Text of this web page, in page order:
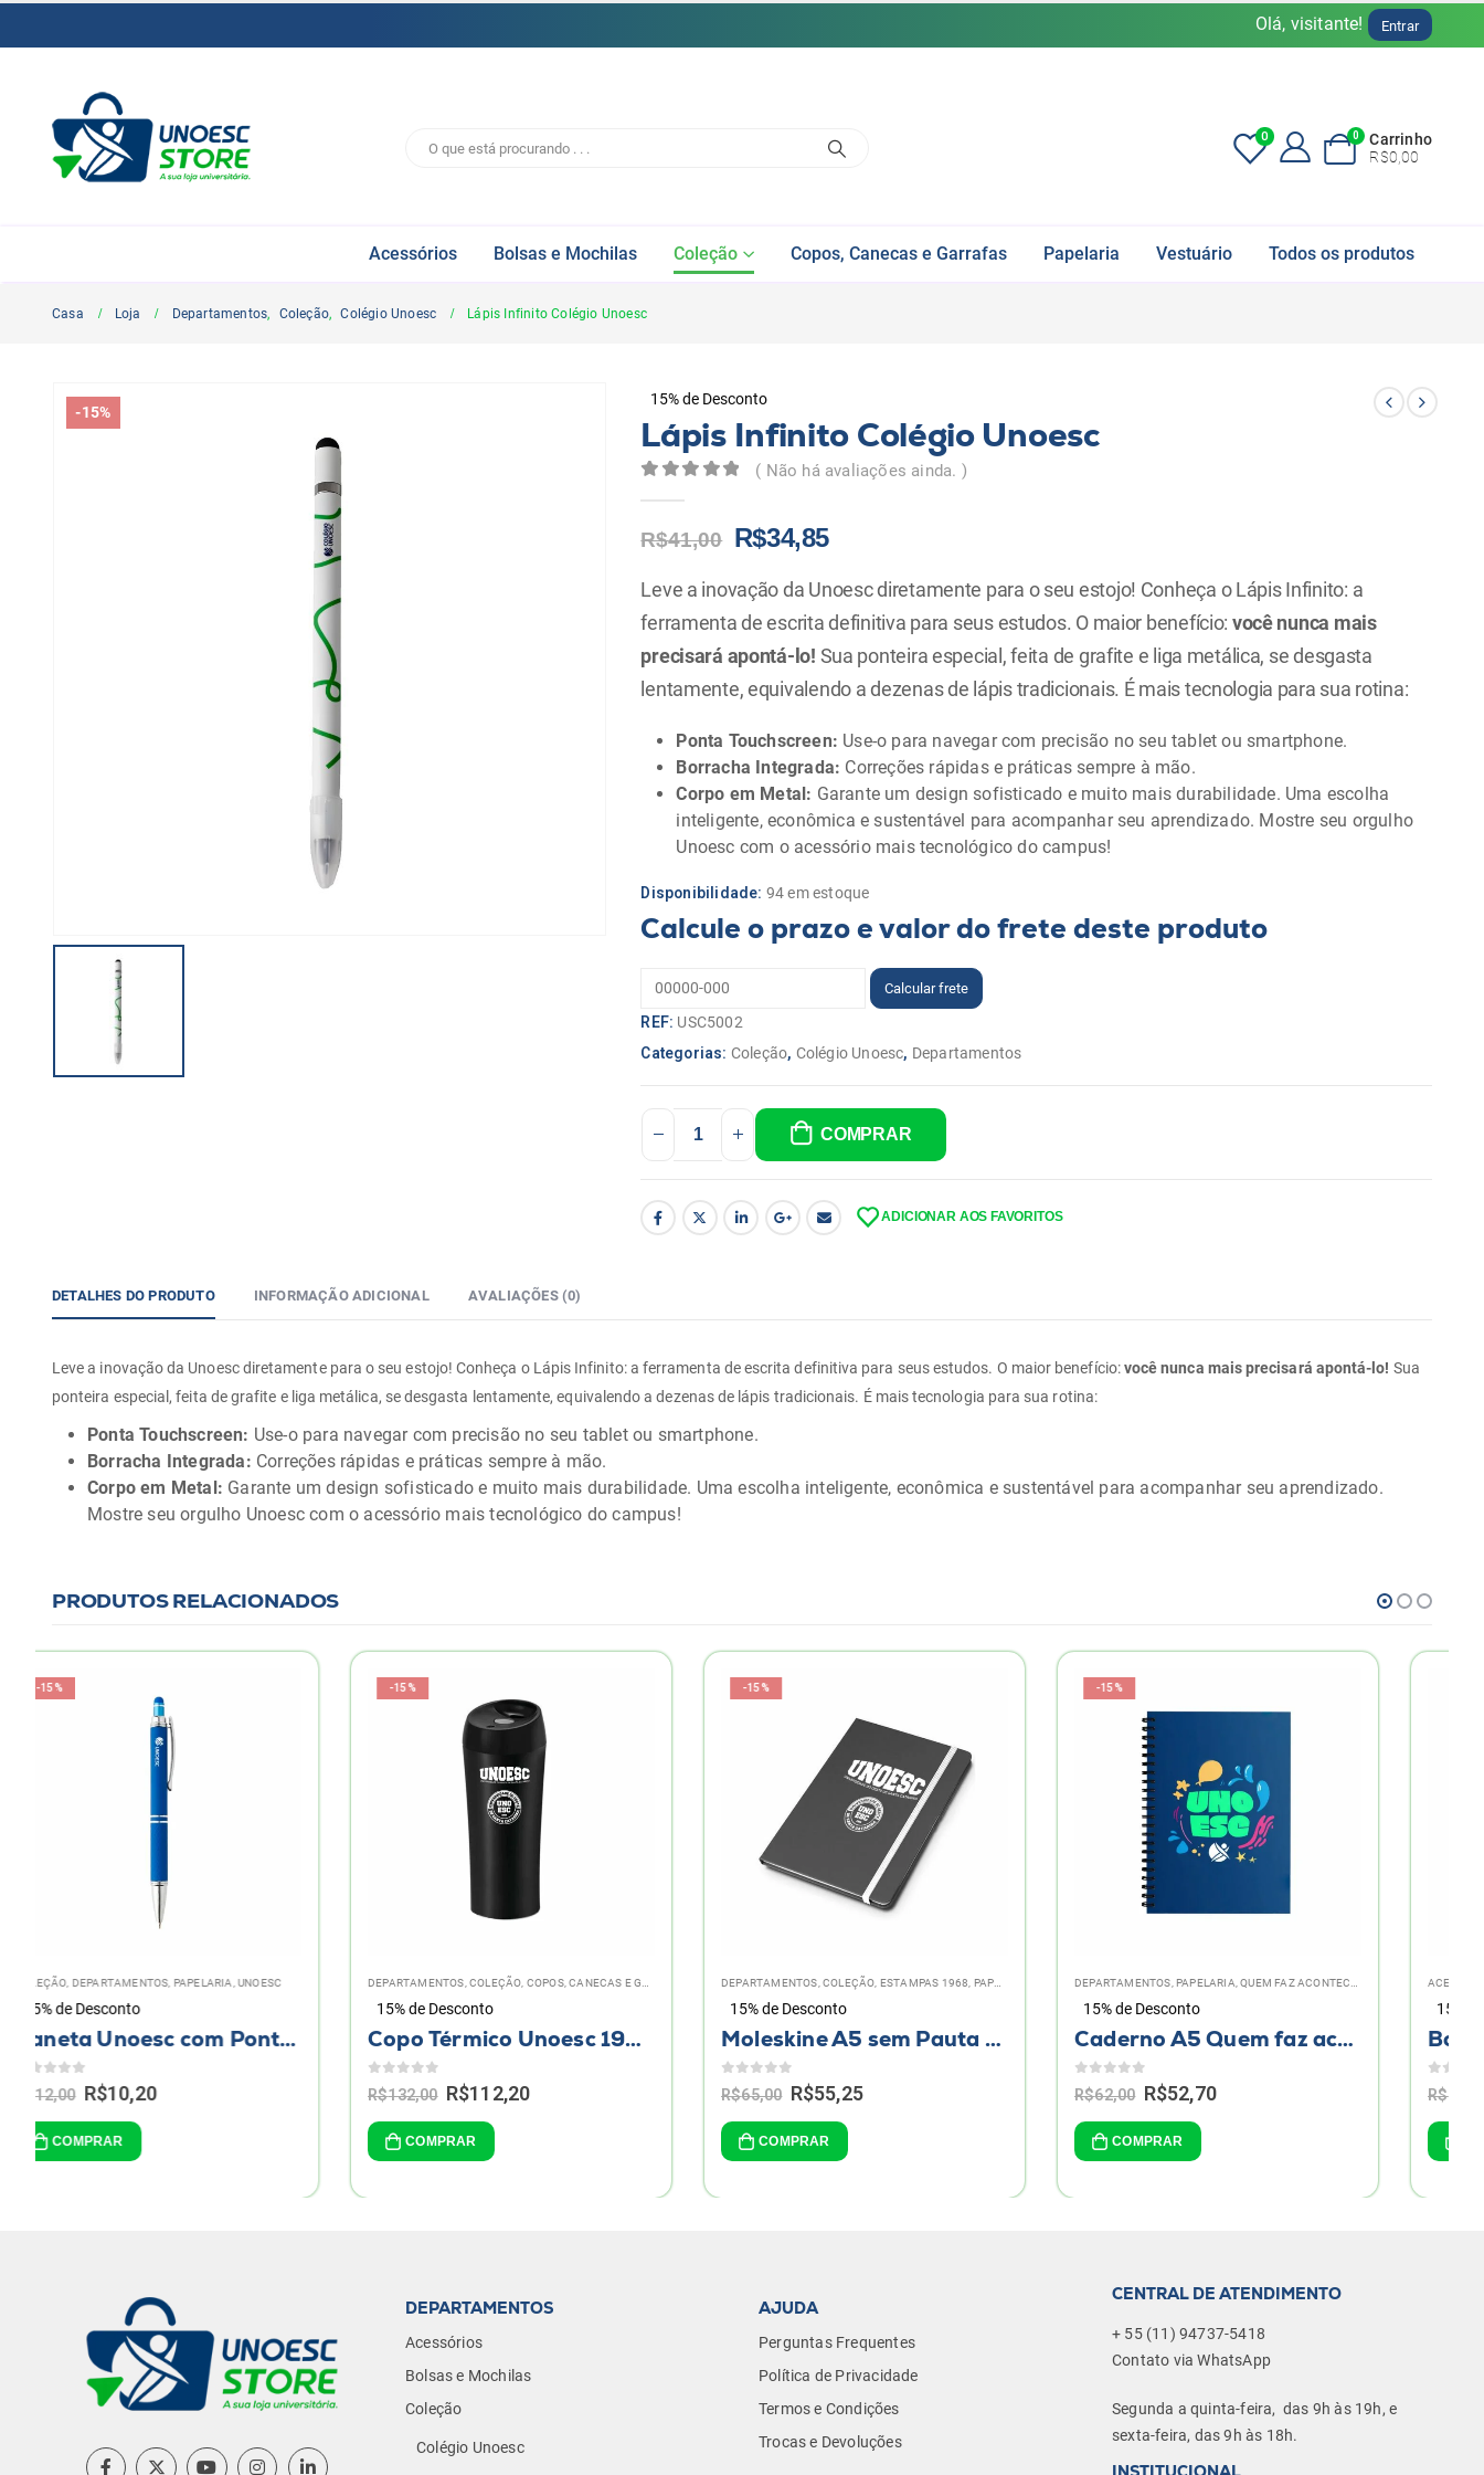
Olá, visitante! Entrar
0 0
Carrinho
R$0,00
Acessórios Bolsas e Mochilas Coleção Copos, Canecas e Garrafas Papelaria Vestuário Todos os produtos
Casa Loja Departamentos, Coleção, Colégio Unoesc Lápis Infinito Colégio Unoesc
-15%
15% de Desconto
Lápis Infinito Colégio Unoesc
( Não há avaliações ainda. )
R$41,00 Original
was:
R$41,00.
R$34,85Current
is:
R$34,85.
Leve a inovação da Unoesc diretamente para o seu estojo! Conheça o Lápis Infinito: a
ferramenta de escrita definitiva para seus estudos. O maior benefício: você nunca mais
precisará apontá-lo! Sua ponteira especial, feita de grafite e liga metálica, se desgasta
lentamente, equivalendo a dezenas de lápis tradicionais. É mais tecnologia para sua rotina:
Ponta Touchscreen: Use-o para navegar com precisão no seu tablet ou smartphone.
Borracha Integrada: Correções rápidas e práticas sempre à mão.
Corpo em Metal: Garante um design sofisticado e muito mais durabilidade. Uma escolha
inteligente, econômica e sustentável para acompanhar seu aprendizado. Mostre seu orgulho
Unoesc com o acessório mais tecnológico do campus!
Disponibilidade: 94 em estoque
Calcule o prazo e valor do frete deste produto
REF: USC5002
Categorias: Coleção, Colégio Unoesc, Departamentos
COMPRAR
ADICIONAR AOS FAVORITOS
DETALHES DO PRODUTO INFORMAÇÃO ADICIONAL AVALIAÇÕES (0)
Leve a inovação da Unoesc diretamente para o seu estojo! Conheça o Lápis Infinito: a ferramenta de escrita definitiva para seus estudos. O maior benefício:você nunca mais precisará apontá-lo! Sua
ponteira especial, feita de grafite e liga metálica, se desgasta lentamente, equivalendo a dezenas de lápis tradicionais. É mais tecnologia para sua rotina:
Ponta Touchscreen: Use-o para navegar com precisão no seu tablet ou smartphone.
Borracha Integrada: Correções rápidas e práticas sempre à mão.
Corpo em Metal: Garante um design sofisticado e muito mais durabilidade. Uma escolha inteligente, econômica e sustentável para acompanhar seu aprendizado.
Mostre seu orgulho Unoesc com o acessório mais tecnológico do campus!
PRODUTOS RELACIONADOS
DEPARTAMENTOS, COLEÇÃO,COPOS, CANECAS E GARRAFAS ,ESTAMPAS 1968
15% de Desconto
de 5
R$132,00 Original
R$
COMPRAR
DEPARTAMENTOS, COLEÇÃO,ESTAMPAS 1968
15% de Desconto
de 5
R$ 65,00 Original
was:
R$65,00.
R$55,25
COMPRAR
DEPARTAMENTOS, PAPELARIA, QUEM FAZ ACONTECER, FAZ UNOESC!
15% de Desconto
de 5
R$62,00 Original
was:
R$62,00.
R$
COMPRAR
ACESSÓRIOS,COLEÇÃO,DEPARTAMENTOS
15% de Desconto
Botton Unoesc 1968
de 5
R$9,00 Original
was:
R$9,00.
R$7,65
COMPRAR
DEPARTAMENTOS
Acessórios
Bolsas e Mochilas
Coleção
Colégio Unoesc
AJUDA
Perguntas Frequentes
Política de Privacidade
Termos e Condições
Trocas e Devoluções
CENTRAL DE ATENDIMENTO
+ 55 (11) 94737-5418
Contato via WhatsApp
Segunda a quinta-feira, das 9h às 19h, e
sexta-feira, das 9h às 18h.